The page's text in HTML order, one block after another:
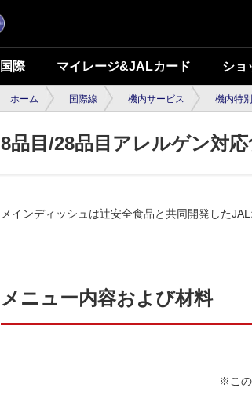
国際 マイレージ&JALカード ショ
ホーム 国際線 機内サービス 機内特
8品目/28品目アレルゲン対
メインディッシュは辻安全食品と共同開発した
メニュー内容および材料
※この